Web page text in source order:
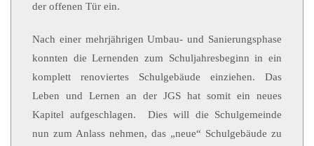
der offenen Tür ein.
Nach einer mehrjährigen Umbau- und Sanierungsphase
konnten die Lernenden zum Schuljahresbeginn in ein
komplett renoviertes Schulgebäude einziehen. Das
Leben und Lernen an der JGS hat somit ein neues
Kapitel aufgeschlagen. Dies will die Schulgemeinde
nun zum Anlass nehmen, das „neue“ Schulgebäude zu